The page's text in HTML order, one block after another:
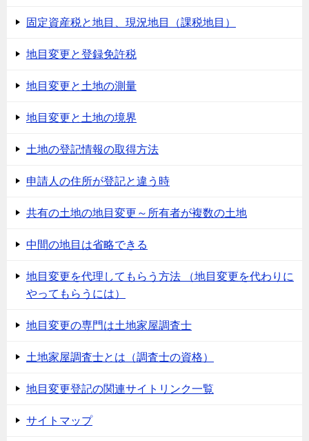
固定資産税と地目、現況地目（課税地目）
地目変更と登録免許税
地目変更と土地の測量
地目変更と土地の境界
土地の登記情報の取得方法
申請人の住所が登記と違う時
共有の土地の地目変更～所有者が複数の土地
中間の地目は省略できる
地目変更を代理してもらう方法 （地目変更を代わりに
やってもらうには）
地目変更の専門は土地家屋調査士
土地家屋調査士とは（調査士の資格）
地目変更登記の関連サイトリンク一覧
サイトマップ